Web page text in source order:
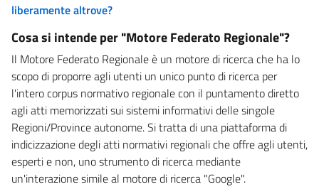
liberamente altrove?
Cosa si intende per "Motore Federato Regionale"?
Il Motore Federato Regionale è un motore di ricerca che ha lo
scopo di proporre agli utenti un unico punto di ricerca per
l'intero corpus normativo regionale con il puntamento diretto
agli atti memorizzati sui sistemi informativi delle singole
Regioni/Province autonome. Si tratta di una piattaforma di
indicizzazione degli atti normativi regionali che offre agli utenti,
esperti e non, uno strumento di ricerca mediante
un'interazione simile al motore di ricerca "Google".